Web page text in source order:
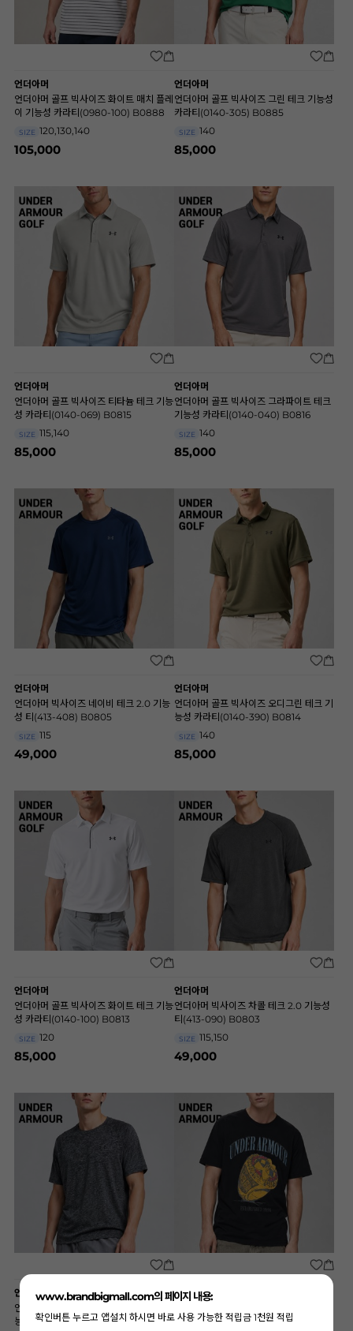
언더아머
언더아머 골프 빅사이즈 화이트 매치 플레
이 기능성 카라티(0980-100) B0888
SIZE 120,130,140
105,000
언더아머
언더아머 골프 빅사이즈 그린 테크 기능성
카라티(0140-305) B0885
SIZE 140
85,000
언더아머
언더아머 골프 빅사이즈 티타늄 테크 기능
성 카라티(0140-069) B0815
SIZE 115,140
85,000
언더아머
언더아머 골프 빅사이즈 그라파이트 테크
기능성 카라티(0140-040) B0816
SIZE 140
85,000
언더아머
언더아머 빅사이즈 네이비 테크 2.0 기능
성 티(413-408) B0805
SIZE 115
49,000
언더아머
언더아머 골프 빅사이즈 오디그린 테크 기
능성 카라티(0140-390) B0814
SIZE 140
85,000
언더아머
언더아머 골프 빅사이즈 화이트 테크 기능
성 카라티(0140-100) B0813
SIZE 120
85,000
언더아머
언더아머 빅사이즈 차콜 테크 2.0 기능성
티(413-090) B0803
SIZE 115,150
49,000
언더아머
언더아머 빅사이즈 블랙헤더 테크 2.0 기
능성 티(413-002) B0802
언더아머
001) B0800
www.brandbigmall.com의 페이지 내용:
확인버튼 누르고 앱설치 하시면 바로 사용 가능한 적립금 1천원 적립